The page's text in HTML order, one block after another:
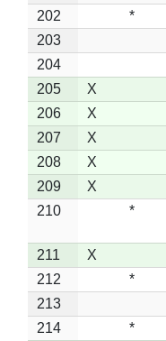
202
*
203
204
205
X
206
X
207
X
208
X
209
X
210
*
211
X
212
*
213
214
*